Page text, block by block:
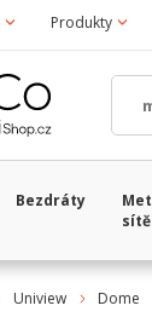
Produkty
Bezdráty
sítě
Uniview Dome